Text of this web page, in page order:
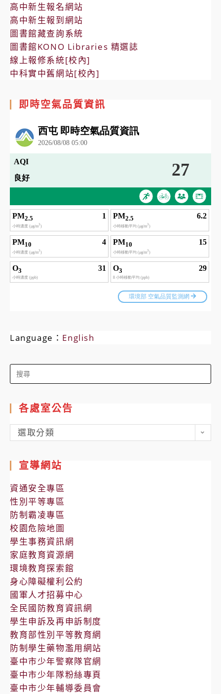
高中新生報名網站
高中新生報到網站
圖書館藏查詢系統
圖書館KONO Libraries 精選誌
線上報修系統[校內]
中科實中舊網站[校內]
即時空氣品質資訊
Language： English
Search
for:
各處室公告
各
處
公
告
選取分類
宣導網站
資通安全專區
性別平等專區
防制霸凌專區
校園危險地圖
學生事務資訊網
家庭教育資源網
環境教育探索館
身心障礙權利公約
國軍人才招募中心
全民國防教育資訊網
學生申訴及再申訴制度
教育部性別平等教育網
防制學生藥物濫用網站
臺中市少年警察隊官網
臺中市少年隊粉絲專頁
臺中市少年輔導委員會